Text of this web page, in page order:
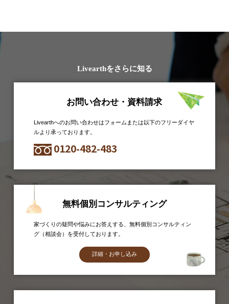
Livearthをさらに知る
お問い合わせ・資料請求
Livearthへのお問い合わせはフォームまたは以下のフリーダイヤ
ルより承っております。
0120-482-483
無料個別コンサルティング
家づくりの疑問や悩みにお答えする、無料個別コンサルティン
グ（相談会）を受付しております。
詳細・お申し込み